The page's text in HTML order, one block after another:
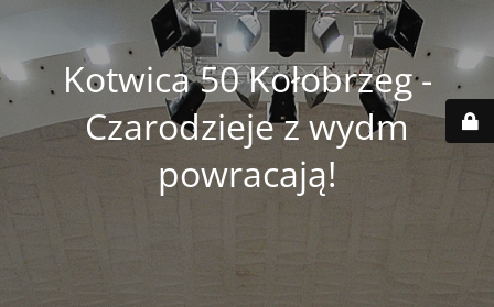
Kotwica 50 Kołobrzeg -
Czarodzieje z wydm
powracają!